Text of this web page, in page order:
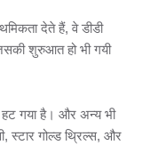
देते हैं, वे डीडी
शुरुआत हो भी गयी
हट गया है। और अन्य भी
स्टार गोल्ड थ्रिल्स, और